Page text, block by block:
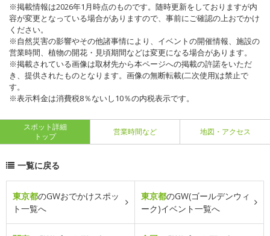
※掲載情報は2026年1月時点のものです。随時更新をしておりますが内
容が変更となっている場合がありますので、事前にご確認の上おでかけ
ください。
※自然災害の影響やその他諸事情により、イベントの開催情報、施設の
営業時間、植物の開花・見頃期間などは変更になる場合があります。
※掲載されている画像は取材先から本ページへの掲載の許諾をいただ
き、提供されたものとなります。画像の無断転載(二次使用)は禁止で
す。
※表示料金は消費税8％ないし10％の内税表示です。
スポット詳細
トップ
営業時間など 地図・アクセス
一覧に戻る
東京都のGWおでかけスポッ
ト一覧へ
東京都のGW(ゴールデンウィ
ーク)イベント一覧へ